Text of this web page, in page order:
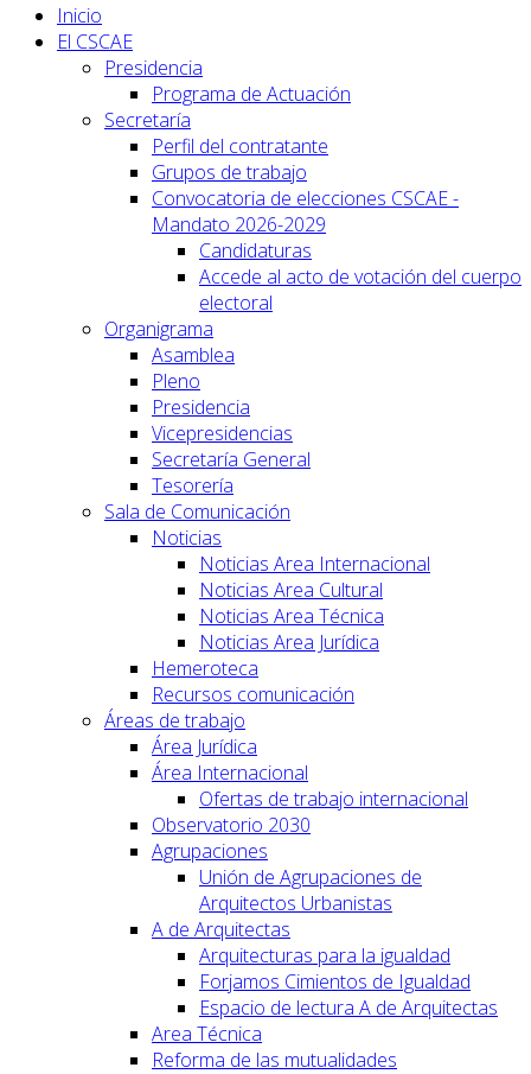
Inicio
El CSCAE
Presidencia
Programa de Actuación
Secretaría
Perfil del contratante
Grupos de trabajo
Convocatoria de elecciones CSCAE -
Mandato 2026-2029
Candidaturas
Accede al acto de votación del cuerpo
electoral
Organigrama
Asamblea
Pleno
Presidencia
Vicepresidencias
Secretaría General
Tesorería
Sala de Comunicación
Noticias
Noticias Area Internacional
Noticias Area Cultural
Noticias Area Técnica
Noticias Area Jurídica
Hemeroteca
Recursos comunicación
Áreas de trabajo
Área Jurídica
Área Internacional
Ofertas de trabajo internacional
Observatorio 2030
Agrupaciones
Unión de Agrupaciones de
Arquitectos Urbanistas
A de Arquitectas
Arquitecturas para la igualdad
Forjamos Cimientos de Igualdad
Espacio de lectura A de Arquitectas
Area Técnica
Reforma de las mutualidades